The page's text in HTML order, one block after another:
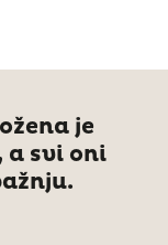
je
a svi oni